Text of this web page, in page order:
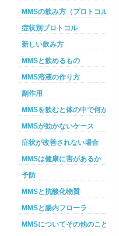
MMSの飲み方（プロトコル）
症状別プロトコル
新しい飲み方
MMSと飲めるもの
MMS溶液の作り方
副作用
MMSを飲むと体の中で何が起
MMSが効かないケース
症状が改善されない場合
MMSは健康に害があるか
予防
MMSと抗酸化物質
MMSと腸内フローラ
MMSについてその他のこと